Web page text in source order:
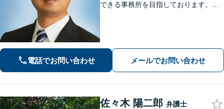
できる事務所を目指しております。依
にご相談ください。
電話でお問い合わせ メールでお問い合わせ
佐々木 陽二郎 弁護士